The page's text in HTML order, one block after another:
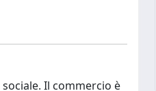
Il commercio è